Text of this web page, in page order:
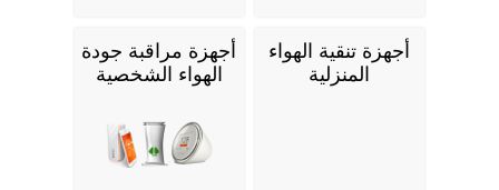
أجهزة تنقية الهواء
المنزلية
أجهزة مراقبة جودة
الهواء الشخصية